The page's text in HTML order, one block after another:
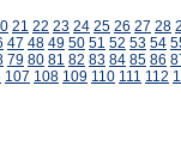
21 22 23 24 25 26 27 28
47 48 49 50 51 52 53 54
79 80 81 82 83 84 85 86
107 108 109 110 111 112